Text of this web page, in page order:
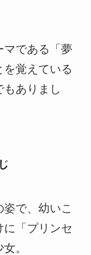
マである「夢
を覚えている
ありまし
で、幼いこ
に「プリンセ
。